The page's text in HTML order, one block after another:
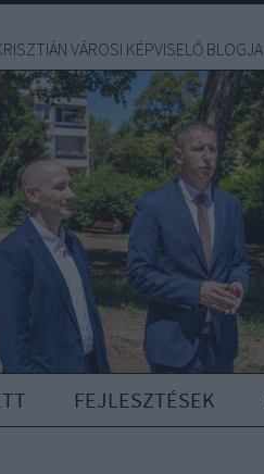
VÁROSI KÉPVISELŐ BLOGJA
FEJLESZTÉSEK